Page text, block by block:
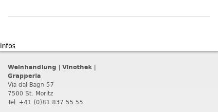
Infos
Weinhandlung | Vinothek |
Grapperia
Via dal Bagn 57
7500 St. Moritz
Tel. +41 (0)81 837 55 55